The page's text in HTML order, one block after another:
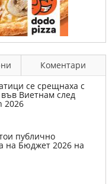
Коментари
се срещнаха с
Виетнам след
2026
публично
на Бюджет 2026 на